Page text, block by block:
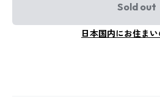
Sold out
日本国内にお住ま